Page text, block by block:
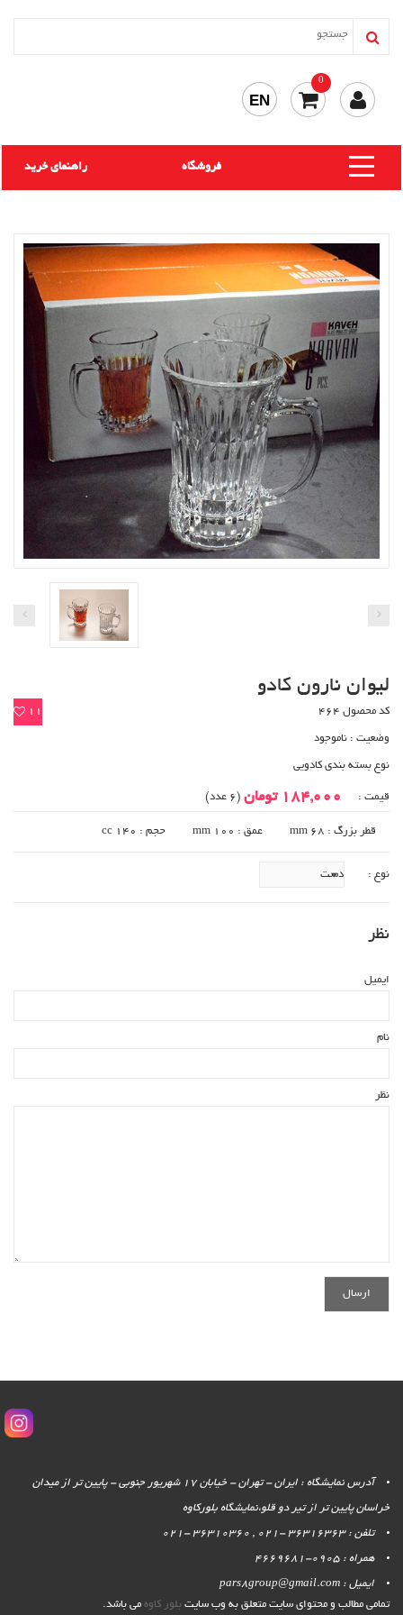
0
EN
راهنمای خرید فروشگاه
لیوان نارون کادو
11 کد محصول 464
وضعیت : ناموجود
نوع بسته بندی کادویی
قیمت : 184,000 تومان (6 عدد)
قطر بزرگ : 68 mm عمق : 100 mm حجم : 140 cc
نوع :
نظر
ایمیل
نام
نظر
آدرس نمایشگاه : ایران - تهران - خیابان 17 شهریور جنوبی - پایین تر از میدان
خراسان پایین تر از تیر دو قلو،نمایشگاه بلورکاوه
تلفن : 36316363 -021 , 36310360 -021
همراه : 0905-4669681
ایمیل : pars8group@gmail.com
تمامی مطالب و محتوای سایت متعلق به وب سایت بلور کاوه می باشد.